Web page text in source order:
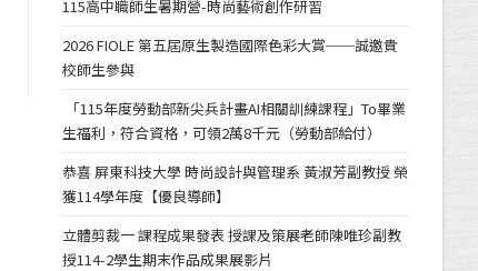
115高中職師生暑期營-時尚藝術創作研習
2026 FIOLE 第五屆原生製造國際色彩大賞──誠邀貴
校師生參與
「115年度勞動部新尖兵計畫AI相關訓練課程」To畢業
生福利，符合資格，可領2萬8千元（勞動部給付）
恭喜 屏東科技大學 時尚設計與管理系 黃淑芳副教授 榮
獲114學年度【優良導師】
立體剪裁一 課程成果發表 授課及策展老師陳唯珍副教
授114-2學生期末作品成果展影片